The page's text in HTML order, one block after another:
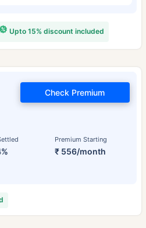
Upto 15% discount included
Premium Starting
₹ 556/month
Check Premium